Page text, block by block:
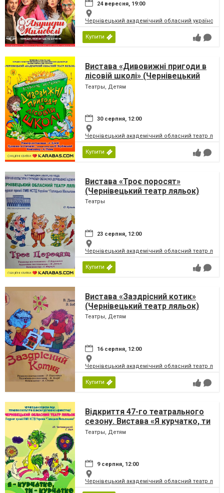
24 вересня, 19:00
Чернівецький академічний обласний
Купити
Вистава «Дивовижні пригоди в
лісовій школі» (Чернівецький
театр ляльок)
Театры, Детям
30 серпня, 12:00
Чернівецький академічний обласний театр
Купити
Вистава «Троє поросят»
(Чернівецький театр ляльок)
Театры
23 серпня, 12:00
Чернівецький академічний обласний театр
Купити
Вистава «Заздрісний котик»
(Чернівецький театр ляльок)
Театры, Детям
16 серпня, 12:00
Чернівецький академічний обласний театр
Купити
Відкриття 47-го театрального
сезону. Вистава «Я курчатко, ти
курчатко» (Чернівецький театр
Театры, Детям
9 серпня, 12:00
Чернівецький академічний обласний театр